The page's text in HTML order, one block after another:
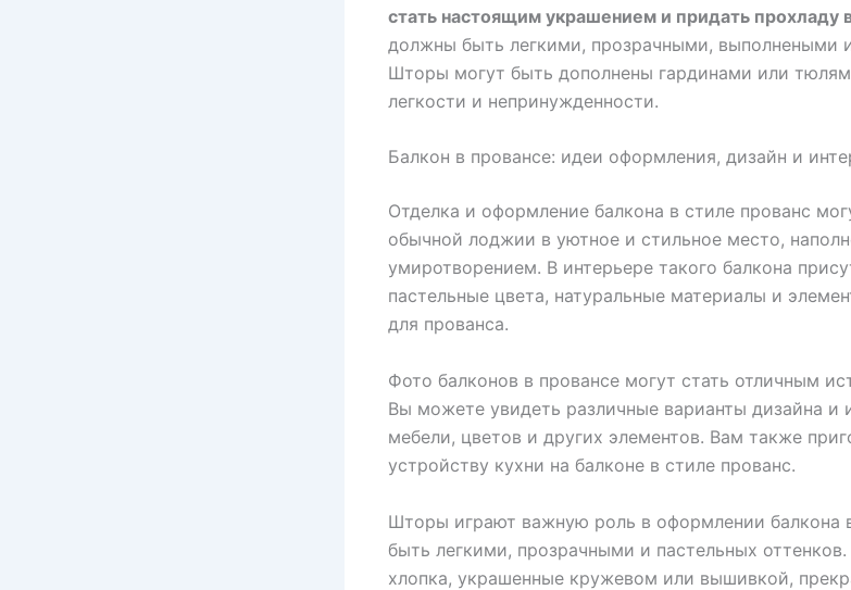
стать настоящим украшением и придать прохладу
должны быть легкими, прозрачными, выполнеными
Шторы могут быть дополнены гардинами или
легкости и непринужденности.
Балкон в провансе: идеи оформления, дизайн и
Отделка и оформление балкона в стиле прованс
обычной лоджии в уютное и стильное место,
умиротворением. В интерьере такого балкона
пастельные цвета, натуральные материалы и
для прованса.
Фото балконов в провансе могут стать отличным
Вы можете увидеть различные варианты дизайна и
мебели, цветов и других элементов. Вам также
устройству кухни на балконе в стиле прованс.
Шторы играют важную роль в оформлении балкона
быть легкими, прозрачными и пастельных
хлопка, украшенные кружевом или вышивкой,